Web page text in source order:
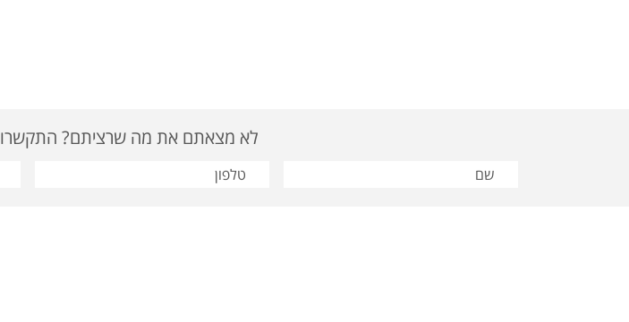
לא מצאתם את מה שרציתם? התקשרו 03-9628810 או מלאו פרטים